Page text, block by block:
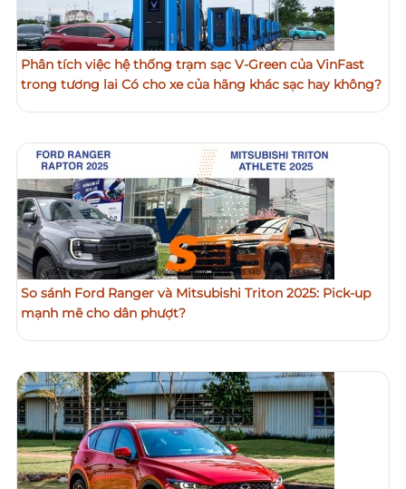
Phân tích việc hệ thống trạm sạc V-Green của VinFast
trong tương lai Có cho xe của hãng khác sạc hay không?
So sánh Ford Ranger và Mitsubishi Triton 2025: Pick-up
mạnh mẽ cho dân phượt?